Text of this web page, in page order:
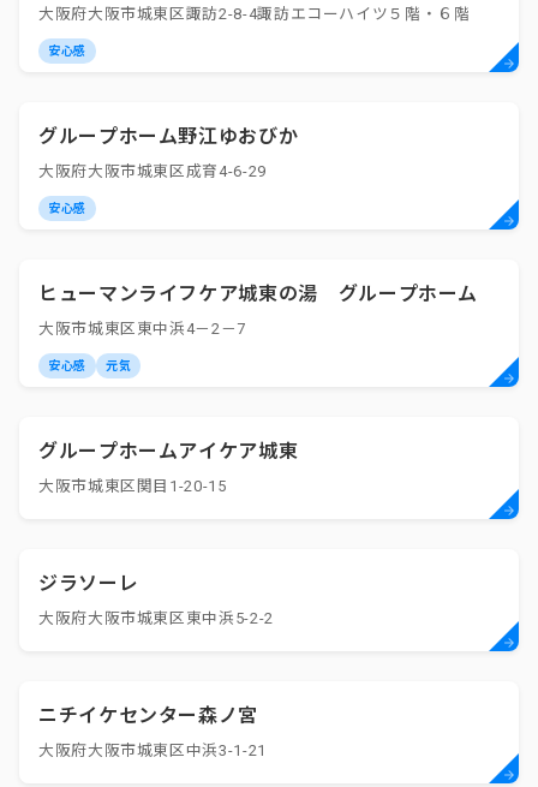
大阪府大阪市城東区諏訪2-8-4諏訪エコーハイツ５階・６階
安心感
グループホーム野江ゆおびか
大阪府大阪市城東区成育4-6-29
安心感
ヒューマンライフケア城東の湯 グループホーム
大阪市城東区東中浜4－2－7
安心感 元気
グループホームアイケア城東
大阪市城東区関目1-20-15
ジラソーレ
大阪府大阪市城東区東中浜5-2-2
ニチイケセンター森ノ宮
大阪府大阪市城東区中浜3-1-21